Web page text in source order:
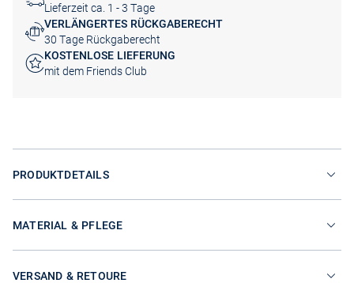
Lieferzeit ca. 1 - 3 Tage
VERLÄNGERTES RÜCKGABERECHT
30 Tage Rückgaberecht
KOSTENLOSE LIEFERUNG
mit dem Friends Club
PRODUKTDETAILS
MATERIAL & PFLEGE
VERSAND & RETOURE